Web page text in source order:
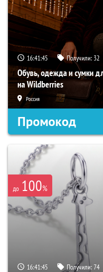
16:41:45 Получили: 32
Обувь, одежда и сумки
на Wildberries
Россия
Промокод
до 100%
16:41:45 Получили:74